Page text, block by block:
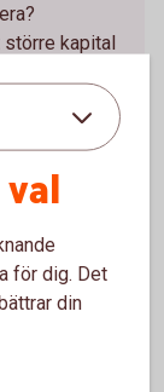
större kapital
för dig. Det
din